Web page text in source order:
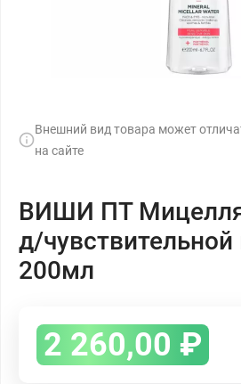
Внешний вид товара может
на сайте
ВИШИ ПТ
д/
200мл
2 260,00 ₽